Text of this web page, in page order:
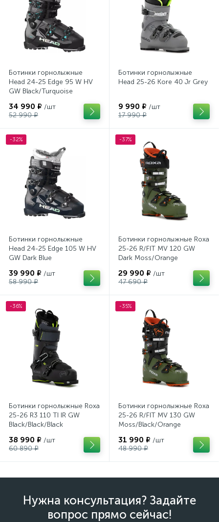
Ботинки горнолыжные
Head 24-25 Edge 95 W HV
GW Black/Turquoise
34 990 ₽ /шт
52 990 ₽
Ботинки горнолыжные
Head 25-26 Kore 40 Jr Grey
9 990 ₽ /шт
17 990 ₽
-32%
Ботинки горнолыжные
Head 24-25 Edge 105 W HV
GW Dark Blue
39 990 ₽ /шт
58 990 ₽
-37%
Ботинки горнолыжные Roxa
25-26 R/FIT MV 120 GW
Dark Moss/Orange
29 990 ₽ /шт
47 690 ₽
-36%
Ботинки горнолыжные Roxa
25-26 R3 110 TI IR GW
Black/Black/Black
38 990 ₽ /шт
60 890 ₽
-35%
Ботинки горнолыжные Roxa
25-26 R/FIT MV 130 GW
Moss/Black/Orange
31 990 ₽ /шт
48 990 ₽
Нужна консультация? Задайте
вопрос прямо сейчас!